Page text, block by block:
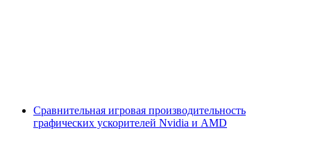
Сравнительная игровая производительность
графических ускорителей Nvidia и AMD